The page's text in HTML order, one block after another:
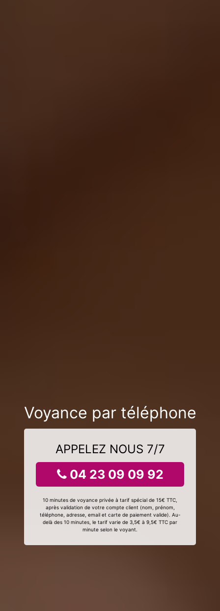
Voyance par téléphone
APPELEZ NOUS 7/7
04 23 09 09 92
10 minutes de voyance privée à tarif spécial de 15€ TTC,
après validation de votre compte client (nom, prénom,
téléphone, adresse, email et carte de paiement valide). Au-
delà des 10 minutes, le tarif varie de 3,5€ à 9,5€ TTC par
minute selon le voyant.